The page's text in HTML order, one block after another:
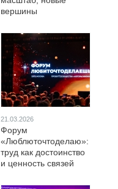
вершины
21.03.2026
Форум
«Люблюточтоделаю»:
труд как достоинство
и ценность связей